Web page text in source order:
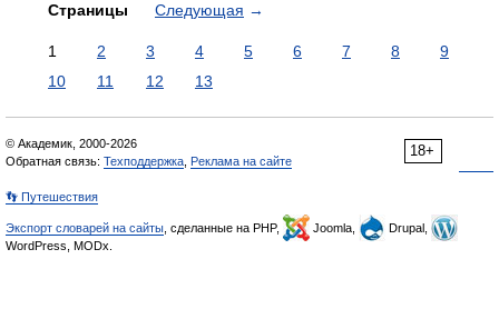
Страницы Следующая →
1 2 3 4 5 6 7 8
9
10
11 12 13
18+
© Академик, 2000-2026
Обратная связь: Техподдержка Реклама на сайте
👣 Путешествия
Экспорт словарей на сайты , сделанные на PHP, Joomla,
Drupal,
WordPress, MODx.